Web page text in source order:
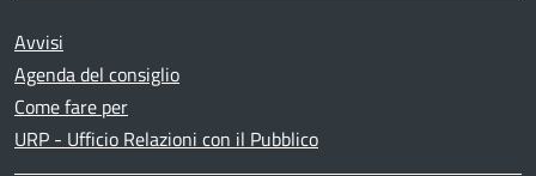
Avvisi
Agenda del consiglio
Come fare per
URP - Ufficio Relazioni con il Pubblico